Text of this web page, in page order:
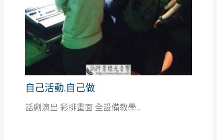
自己活動.自己做
話劇演出 彩排畫面 全設備教學...